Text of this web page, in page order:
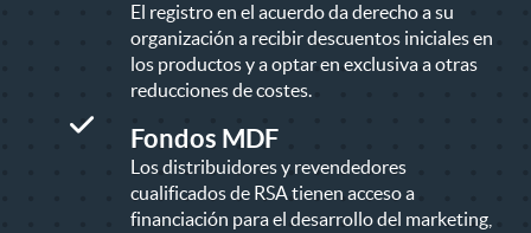
El registro en el acuerdo da derecho a su
organización a recibir descuentos iniciales en
los productos y a optar en exclusiva a otras
reducciones de costes.
Fondos MDF
Los distribuidores y revendedores
cualificados de RSA tienen acceso a
financiación para el desarrollo del marketing,